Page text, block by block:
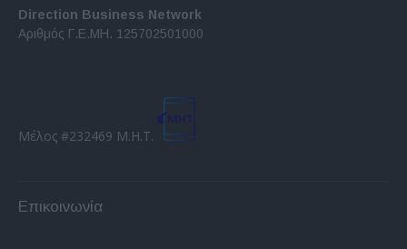
Direction Business Network
Αριθμός Γ.Ε.ΜΗ. 125702501000
Μέλος #232469 Μ.Η.Τ.
Επικοινωνία